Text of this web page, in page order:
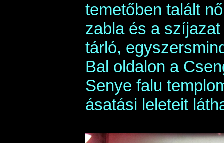
temetőben talált
zabla és a
tárló,
Bal oldalon a
Senye falu
ásatási leleteit